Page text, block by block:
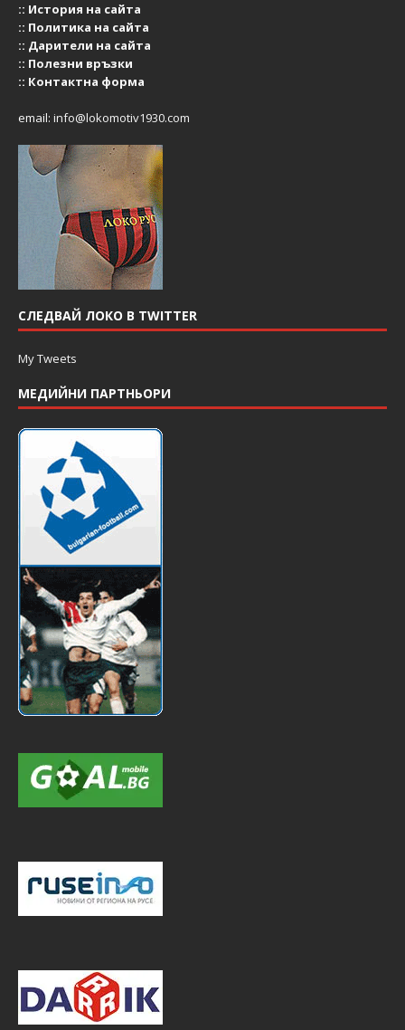
:: История на сайта
:: Политика на сайта
:: Дарители на сайта
:: Полезни връзки
:: Контактна форма
email: info@lokomotiv1930.com
СЛЕДВАЙ ЛОКО В TWITTER
My Tweets
МЕДИЙНИ ПАРТНЬОРИ